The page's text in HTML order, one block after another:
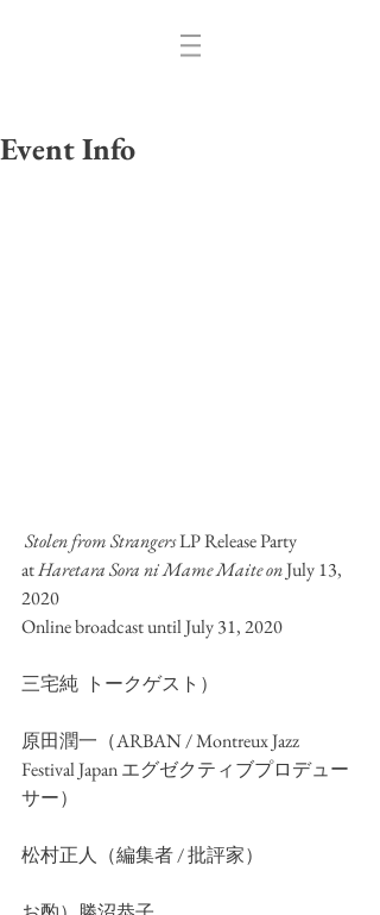
Event Info
Stolen from Strangers LP Release Party
at Haretara Sora ni Mame Maite on July 13,
2020
Online broadcast until July 31, 2020
三宅純  トークゲスト）
原田潤一（ARBAN / Montreux Jazz
Festival Japan エグゼクティブプロデュー
サー）
松村正人（編集者 / 批評家）